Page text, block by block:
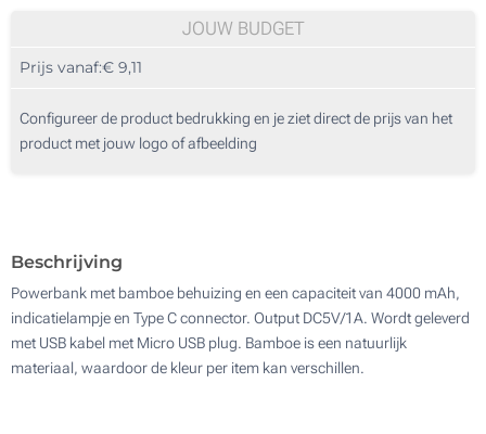
Lasergravering (Voorkant)
10
50
JOUW BUDGET
Prijs vanaf:€ 9,11
Configureer de product bedrukking en je ziet direct de prijs van het
product met jouw logo of afbeelding
Beschrijving
Powerbank met bamboe behuizing en een capaciteit van 4000 mAh,
indicatielampje en Type C connector. Output DC5V/1A. Wordt geleverd
met USB kabel met Micro USB plug. Bamboe is een natuurlijk
materiaal, waardoor de kleur per item kan verschillen.